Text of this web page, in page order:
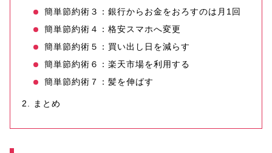
簡単節約術３：銀行からお金をおろすのは月1回
簡単節約術４：格安スマホへ変更
簡単節約術５：買い出し日を減らす
簡単節約術６：楽天市場を利用する
簡単節約術７：髪を伸ばす
まとめ